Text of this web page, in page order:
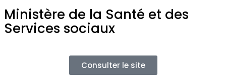
Ministère de la Santé et des
Services sociaux
Consulter le site